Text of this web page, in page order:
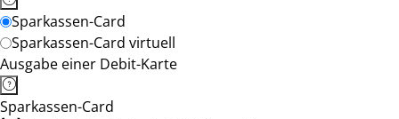
Sparkassen-Card
Sparkassen-Card virtuell
Ausgabe einer Debit-Karte
Sparkassen-Card